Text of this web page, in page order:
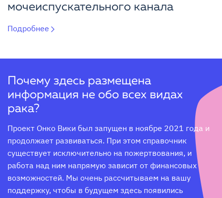
мочеиспускательного канала
Подробнее
Почему здесь размещена
информация не обо всех видах
рака?
Проект Онко Вики был запущен в ноябре 2021 года и
продолжает развиваться. При этом справочник
существует исключительно на пожертвования, и
работа над ним напрямую зависит от финансовых
возможностей. Мы очень рассчитываем на вашу
поддержку, чтобы в будущем здесь появились